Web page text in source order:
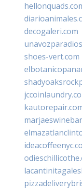
decogaleri.com
shoes-vert.com